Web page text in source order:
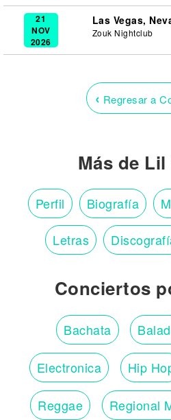
21
NOV
2026
Las Vegas,
Zouk Nightclub
‹ Regresar a
Más de Lil
Perfil Biografía
Letras
Conciertos
Bachata
Electronica Hip
Reggae Regional